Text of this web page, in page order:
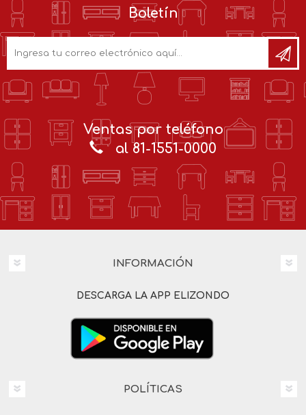
Boletín
Ventas por teléfono
al 81-1551-0000
INFORMACIÓN
DESCARGA LA APP ELIZONDO
POLÍTICAS